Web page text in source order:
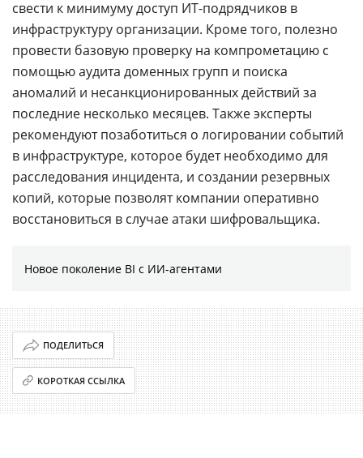
свести к минимуму доступ ИТ-подрядчиков в
инфраструктуру организации. Кроме того, полезно
провести базовую проверку на компрометацию с
помощью аудита доменных групп и поиска
аномалий и несанкционированных действий за
последние несколько месяцев. Также эксперты
рекомендуют позаботиться о логировании событий
в инфраструктуре, которое будет необходимо для
расследования инцидента, и создании резервных
копий, которые позволят компании оперативно
восстановиться в случае атаки шифровальщика.
Новое поколение BI с ИИ-агентами
ПОДЕЛИТЬСЯ
КОРОТКАЯ ССЫЛКА